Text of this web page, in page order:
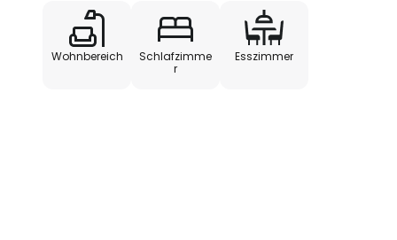
Wohnbereich
Schlafzimme
r
Esszimmer